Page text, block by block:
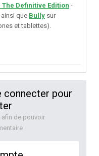
The Definitive Edition -
que Bully sur
et tablettes).
connecter pour
de pouvoir